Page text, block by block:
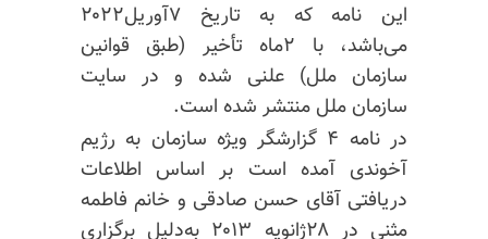
این نامه که به تاریخ ۷آوریل۲۰۲۲
می‌باشد، با ۲ماه تأخیر (طبق قوانین
سازمان ملل) علنی شده و در سایت
سازمان ملل منتشر شده است.
در نامه ۴ گزارشگر ویژه سازمان به رژیم
آخوندی آمده است بر اساس اطلاعات
دریافتی آقای حسن صادقی و خانم فاطمه
مثنی در ۲۸ژانویه ۲۰۱۳ به‌دلیل برگزاری